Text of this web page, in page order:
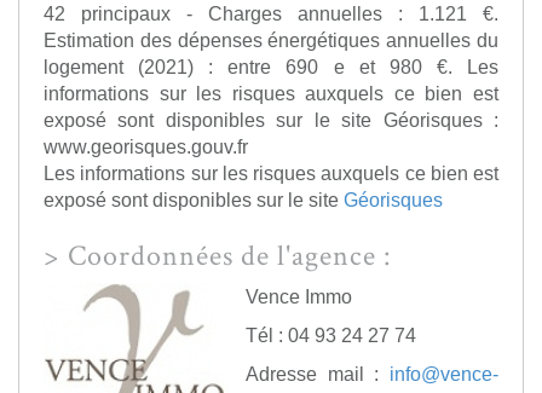
42 principaux - Charges annuelles : 1.121 €.
Estimation des dépenses énergétiques annuelles du
logement (2021) : entre 690 e et 980 €. Les
informations sur les risques auxquels ce bien est
exposé sont disponibles sur le site Géorisques :
www.georisques.gouv.fr
Les informations sur les risques auxquels ce bien est
exposé sont disponibles sur le site Géorisques
> Coordonnées de l'agence :
Vence Immo
Tél : 04 93 24 27 74
Adresse mail : info@vence-